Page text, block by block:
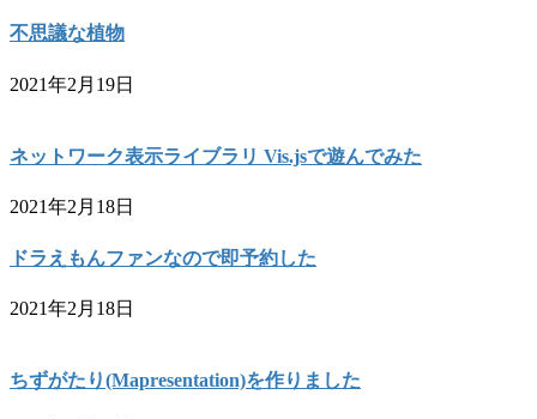
不思議な植物
2021年2月19日
ネットワーク表示ライブラリ Vis.jsで遊んでみた
2021年2月18日
ドラえもんファンなので即予約した
2021年2月18日
ちずがたり(Mapresentation)を作りました